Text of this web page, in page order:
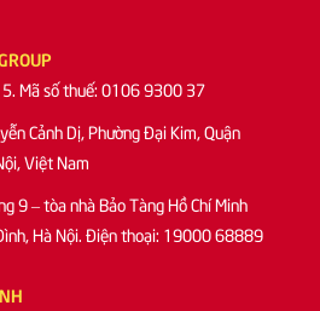
Mã số thuế: 0106 9300 37
Cảnh Dị, Phường Đại Kim, Quận
Việt Nam
9 – tòa nhà Bảo Tàng Hồ Chí Minh
Hà Nội. Điện thoại: 19000 68889